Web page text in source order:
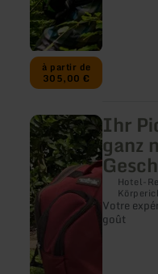
à partir de
305,00 €
Ihr
ganz
Hotel-
Votre
goût
en
savoir
plus
sur
:
Ihr
Picknick-
Erlebnis
-
ganz
nach
Ihrem